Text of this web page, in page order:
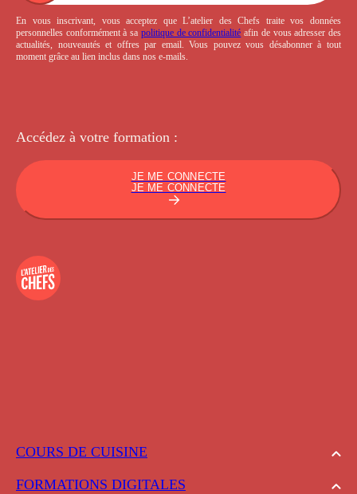
COURS DE CUISINE
FORMATIONS DIGITALES
En vous inscrivant, vous acceptez que L’atelier des Chefs traite vos données
personnelles conformément à sa politique de confidentialité afin de vous adresser des
actualités, nouveautés et offres par email. Vous pouvez vous désabonner à tout
moment grâce au lien inclus dans nos e-mails.
Accédez à votre formation :
JE ME CONNECTE
JE ME CONNECTE